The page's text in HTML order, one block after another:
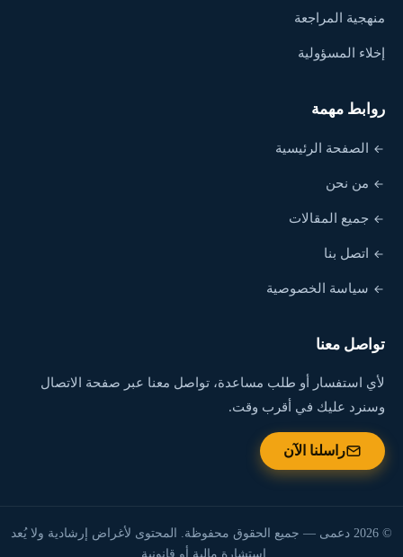
منهجية المراجعة
إخلاء المسؤولية
روابط مهمة
الصفحة الرئيسية
من نحن
جميع المقالات
اتصل بنا
سياسة الخصوصية
تواصل معنا
لأي استفسار أو طلب مساعدة، تواصل معنا عبر صفحة الاتصال
وسنرد عليك في أقرب وقت.
راسلنا الآن
© 2026 دعمى — جميع الحقوق محفوظة. المحتوى لأغراض إرشادية ولا يُعد
استشارة مالية أو قانونية.